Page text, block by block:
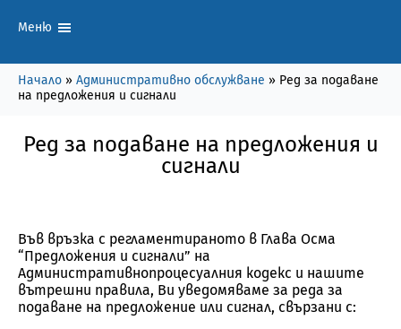
Меню
Начало » Административно обслужване » Ред за подаване
на предложения и сигнали
Ред за подаване на предложения и
сигнали
Във връзка с регламентираното в Глава Осма
“Предложения и сигнали” на
Административнопроцесуалния кодекс и нашите
вътрешни правила, Ви уведомяваме за реда за
подаване на предложение или сигнал, свързани с: